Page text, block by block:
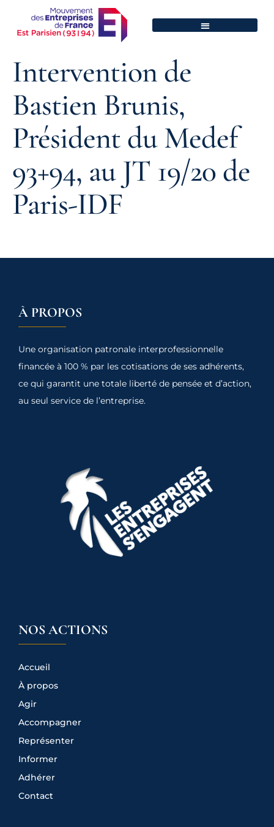
Intervention de
Bastien Brunis,
Président du Medef
93+94, au JT 19/20 de
Paris-IDF
À PROPOS
Une organisation patronale interprofessionnelle
financée à 100 % par les cotisations de ses adhérents,
ce qui garantit une totale liberté de pensée et d’action,
au seul service de l’entreprise.
NOS ACTIONS
Accueil
À propos
Agir
Accompagner
Représenter
Informer
Adhérer
Contact